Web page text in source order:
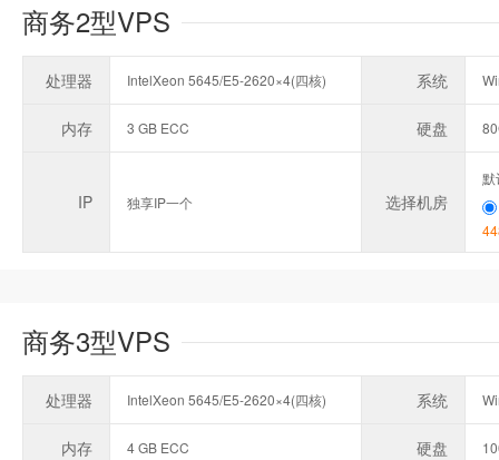
商务2型VPS
处理器 IntelXeon 5645/E5-2620×4(四核) 系统
内存 3 GB ECC 硬盘
IP 独享IP一个 选择机房
默
商务3型VPS
处理器 IntelXeon 5645/E5-2620×4(四核) 系统
内存 4 GB ECC 硬盘